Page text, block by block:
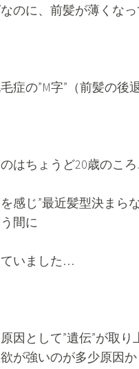
のに、前髪が薄くな
症の”M字”（前髪の後
はちょうど20歳のこ
感じ”最近髪型決まら
間に
いました…
因として”遺伝”が取
が強いのが多少原因